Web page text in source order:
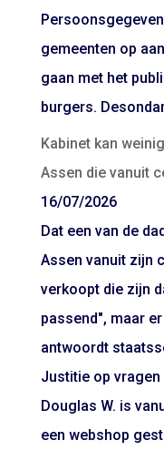
gemeenten op
gaan met het
burgers.
Kabinet kan
Assen die vanuit
16/07/2026
Dat een van de
Assen vanuit zijn
verkoopt die zijn
passend", maar
antwoordt
Justitie op vragen
Douglas W. is
een webshop